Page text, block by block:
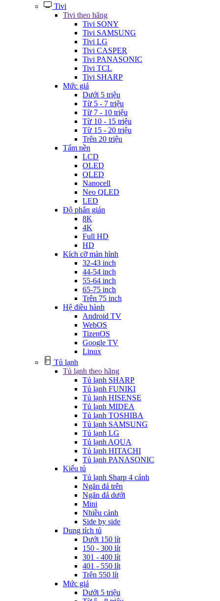
Tivi
Tivi theo hãng
Tivi SONY
Tivi SAMSUNG
Tivi LG
Tivi CASPER
Tivi PANASONIC
Tivi TCL
Tivi SHARP
Mức giá
Dưới 5 triệu
Từ 5 - 7 triệu
Từ 7 - 10 triệu
Từ 10 - 15 triệu
Từ 15 - 20 triệu
Trên 20 triệu
Tấm nền
LCD
OLED
QLED
Nanocell
Neo QLED
LED
Độ phân giản
8K
4K
Full HD
HD
Kích cỡ màn hình
32-43 inch
44-54 inch
55-64 inch
65-75 inch
Trên 75 inch
Hệ điều hành
Android TV
WebOS
TizenOS
Google TV
Linux
Tủ lạnh
Tủ lạnh theo hãng
Tủ lạnh SHARP
Tủ lạnh FUNIKI
Tủ lạnh HISENSE
Tủ lạnh MIDEA
Tủ lạnh TOSHIBA
Tủ lạnh SAMSUNG
Tủ lạnh LG
Tủ lạnh AQUA
Tủ lạnh HITACHI
Tủ lạnh PANASONIC
Kiểu tủ
Tủ lạnh Sharp 4 cánh
Ngăn đá trên
Ngăn đá dưới
Mini
Nhiều cánh
Side by side
Dung tích tủ
Dưới 150 lít
150 - 300 lít
301 - 400 lít
401 - 550 lít
Trên 550 lít
Mức giá
Dưới 5 triệu